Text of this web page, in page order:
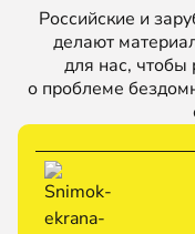
Российские и
делают
для нас, чтобы
о проблеме